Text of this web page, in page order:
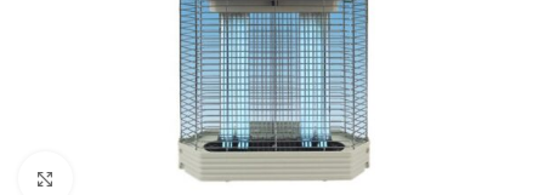
Нажмите, чтобы увеличить